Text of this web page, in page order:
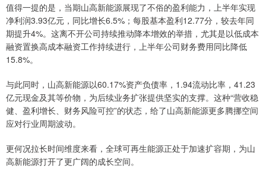
值得一提的是，当期山高新能源展现了不俗的盈利能力，上半年实现
净利润3.93亿元，同比增长6.5%；每股基本盈利12.77分，较去年同
期提升4%。这离不开公司持续推动降本增效的举措，尤其是以低成本
融资置换高成本融资工作持续进行，上半年公司财务费用同比降低
15.8%。
与此同时，山高新能源以60.17%资产负债率，1.94流动比率，41.23
亿元现金及其等价物，为后续业务扩张提供坚实的支撑。这种“营收稳
健、盈利增长、财务风险可控”的状态，给了山高新能源更多腾挪空间
应对行业周期波动。
更何况拉长时间维度来看，全球可再生能源正处于加速扩容期，为山
高新能源打开了更广阔的成长空间。